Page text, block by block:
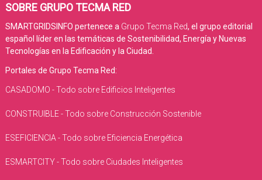
SOBRE GRUPO TECMA RED
SMARTGRIDSINFO pertenece a Grupo Tecma Red, el grupo editorial
español líder en las temáticas de Sostenibilidad, Energía y Nuevas
Tecnologías en la Edificación y la Ciudad.
Portales de Grupo Tecma Red:
CASADOMO - Todo sobre Edificios Inteligentes
CONSTRUIBLE - Todo sobre Construcción Sostenible
ESEFICIENCIA - Todo sobre Eficiencia Energética
ESMARTCITY - Todo sobre Ciudades Inteligentes